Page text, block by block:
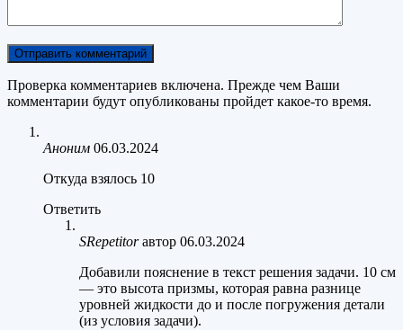
Проверка комментариев включена. Прежде чем Ваши
комментарии будут опубликованы пройдет какое-то время.
Аноним 06.03.2024
Откуда взялось 10
Ответить
SRepetitor автор 06.03.2024
Добавили пояснение в текст решения задачи. 10 см
— это высота призмы, которая равна разнице
уровней жидкости до и после погружения детали
(из условия задачи).